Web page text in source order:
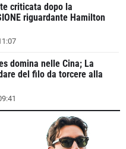
criticata dopo la
riguardante Hamilton
domina nelle Cina; La
del filo da torcere alla